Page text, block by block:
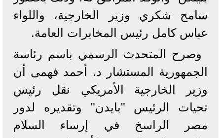
سامح شكري وزير الخارجية، واللواء
عباس كامل رئيس المخابرات العامة.
وصرح المتحدث الرسمي باسم رئاسة
الجمهورية المستشار د. أحمد فهمى أن
وزير الخارجية الأمريكي نقل رئيس
تحيات الرئيس "بايدن" وتقديره لدور
مصر الراسخ في إرساء السلام